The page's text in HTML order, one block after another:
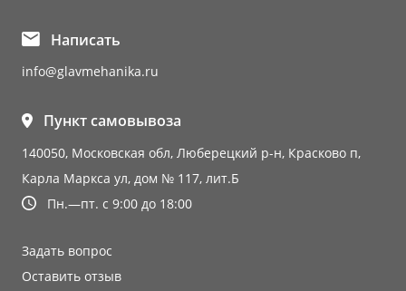
Написать
info@glavmehanika.ru
Пункт самовывоза
140050, Московская обл, Люберецкий р-н, Красково п,
Карла Маркса ул, дом № 117, лит.Б
Пн.—пт. с 9:00 до 18:00
Задать вопрос
Оставить отзыв